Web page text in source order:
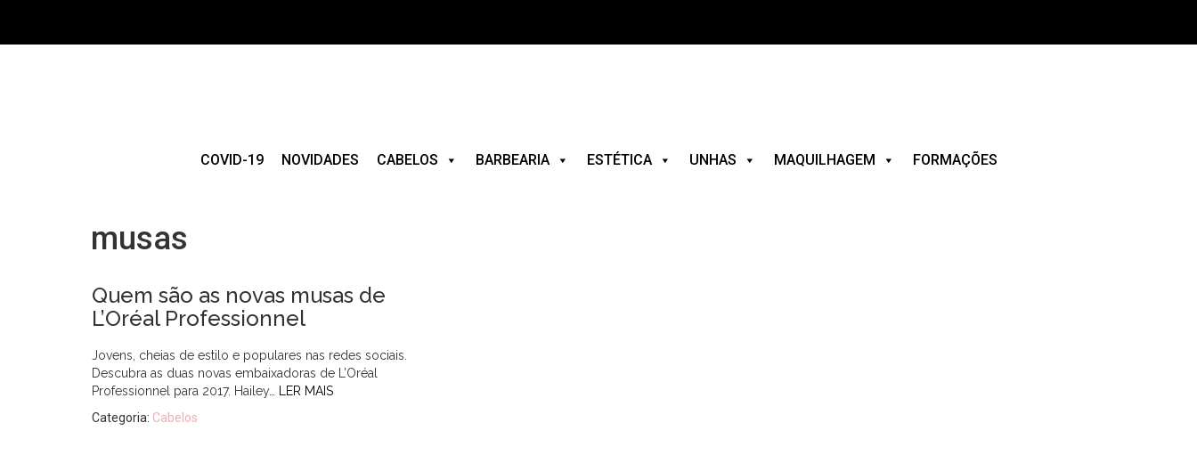
COVID-19 NOVIDADES CABELOS BARBEARIA ESTÉTICA UNHAS MAQUILHAGEM FORMAÇÕES
musas
Quem são as novas musas de
L’Oréal Professionnel
Jovens, cheias de estilo e populares nas redes sociais.
Descubra as duas novas embaixadoras de L’Oréal
Professionnel para 2017. Hailey…
LER MAIS
Categoria: Cabelos